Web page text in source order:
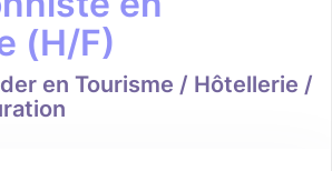
(H/F)
en Tourisme / Hôtellerie /